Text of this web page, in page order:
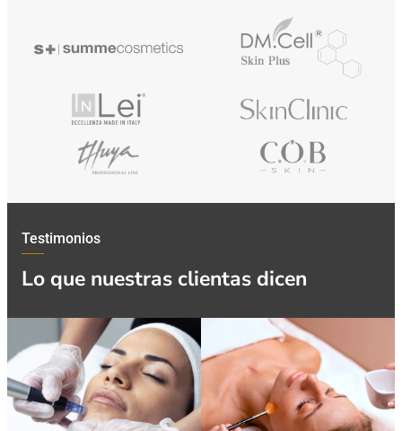
Testimonios
Lo que nuestras clientas dicen